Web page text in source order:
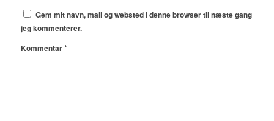
Gem mit navn, mail og websted i denne browser til næste gang
jeg kommenterer.
Kommentar*